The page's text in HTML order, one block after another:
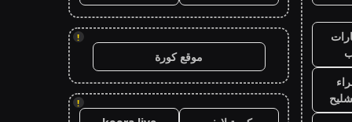
!
موقع كورة
!